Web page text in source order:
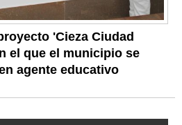
'Cieza Ciudad
el que el municipio se
agente educativo